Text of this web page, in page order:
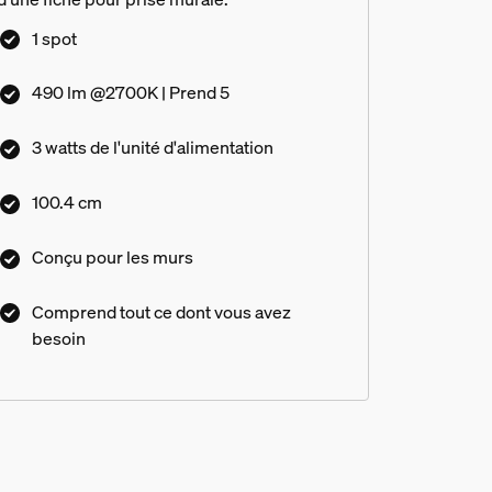
1 spot
490 lm @2700K | Prend 5
3 watts de l'unité d'alimentation
100.4 cm
Conçu pour les murs
Comprend tout ce dont vous avez
besoin